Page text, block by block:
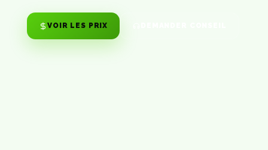
VOIR LES PRIX